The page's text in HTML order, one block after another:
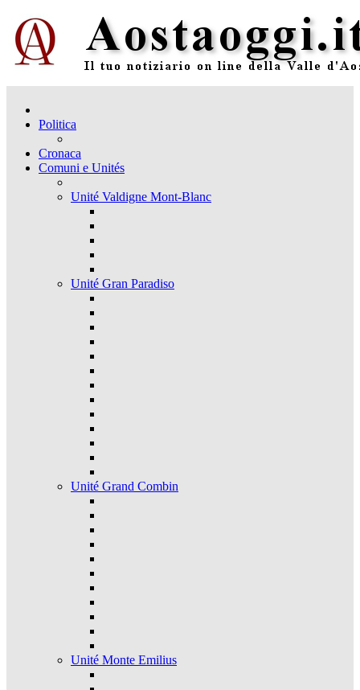
Politica
Cronaca
Comuni e Unités
Unité Valdigne Mont-Blanc
Unité Gran Paradiso
Unité Grand Combin
Unité Monte Emilius